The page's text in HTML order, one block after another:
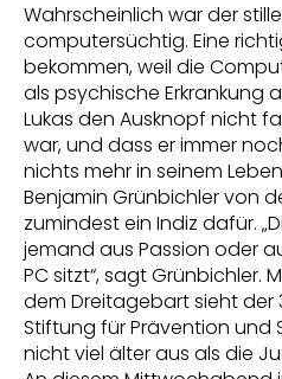
Wahrscheinlich war der
computersüchtig. Eine
bekommen, weil die
als psychische Erkrankung
Lukas den Ausknopf nicht
war, und dass er immer
nichts mehr in seinem
Benjamin Grünbichler von
zumindest ein Indiz dafür.
jemand aus Passion oder
PC sitzt“, sagt Grünbichler.
dem Dreitagebart sieht der
Stiftung für Prävention und
nicht viel älter aus als die